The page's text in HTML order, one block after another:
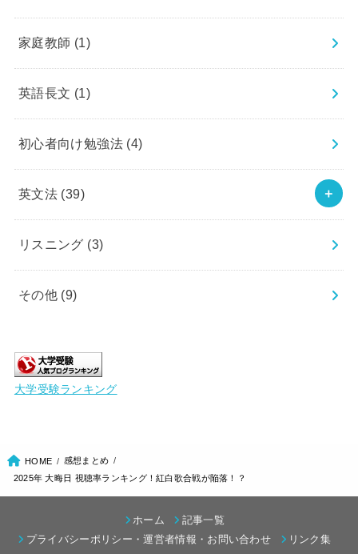
家庭教師 (1)
英語長文 (1)
初心者向け勉強法 (4)
英文法 (39)
リスニング (3)
その他 (9)
大学受験ランキング
HOME
感想まとめ
2025年 大晦日 視聴率ランキング！紅白歌合戦が陥落！？
ホーム
記事一覧
プライバシーポリシー・運営者情報・お問い合わせ
リンク集